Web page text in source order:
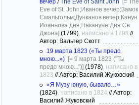
Eve of St. John;Иванов вечер;Замок
Смальгольм;Дунканов вечер;Канун
Иоаннова дня;Накануне Дня Св.
Джона] (1799) , написано в 1798 //
Автор: Вальтер Скотт
19 марта 1823 («Ты предо
мною...») [= 9 марта 1823 ("Ты
предо мною...")] (1978) , написано в
1823 //Автор: Василий Жуковский
«Я Музу юную, бывало…»
(1824) , написано в 1824 //Автор:
Василий Жуковский